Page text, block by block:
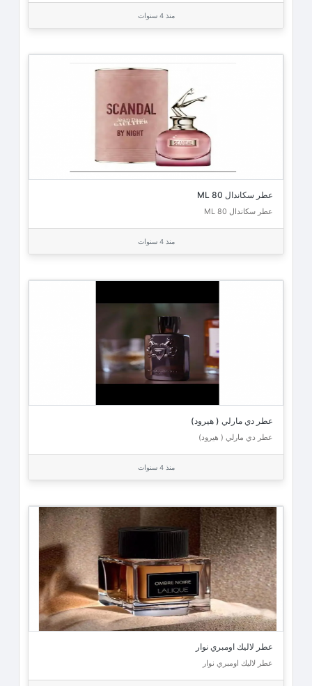
منذ 4 سنوات
عطر سكاندال 80 ML
عطر سكاندال 80 ML
منذ 4 سنوات
عطر دي مارلي ( هيرود)
عطر دي مارلي ( هيرود)
منذ 4 سنوات
عطر لاليك اومبري نوار
عطر لاليك اومبري نوار